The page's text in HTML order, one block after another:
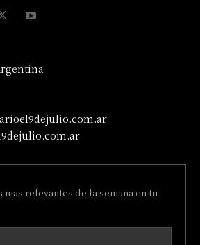
relevantes de la semana en tu